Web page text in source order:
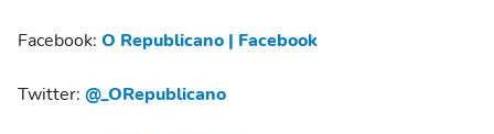
Facebook: O Republicano | Facebook
Twitter: @_ORepublicano